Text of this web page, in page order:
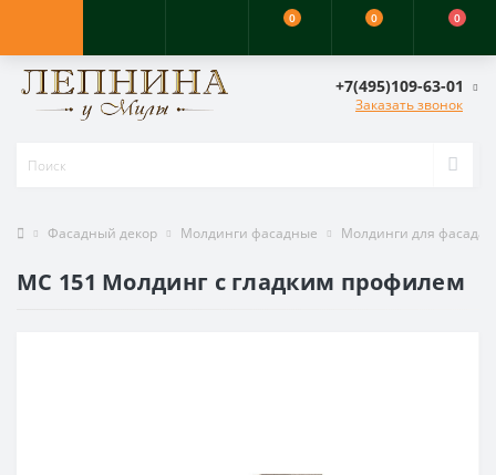
0 0 0
+7(495)109-63-01
Заказать звонок
Фасадный декор Молдинги фасадные Молдинги для фасада
MC 151 Молдинг с гладким профилем